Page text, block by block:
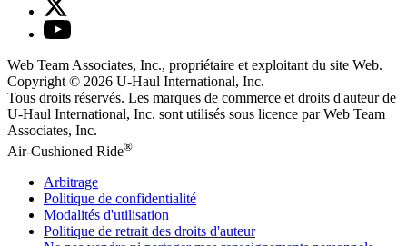
Web Team Associates, Inc., propriétaire et exploitant du site Web.
Copyright © 2026 U-Haul International, Inc.
Tous droits réservés. Les marques de commerce et droits d'auteur de
U-Haul International, Inc. sont utilisés sous licence par Web Team
Associates, Inc.
Air-Cushioned Ride®
Arbitrage
Politique de confidentialité
Modalités d'utilisation
Politique de retrait des droits d'auteur